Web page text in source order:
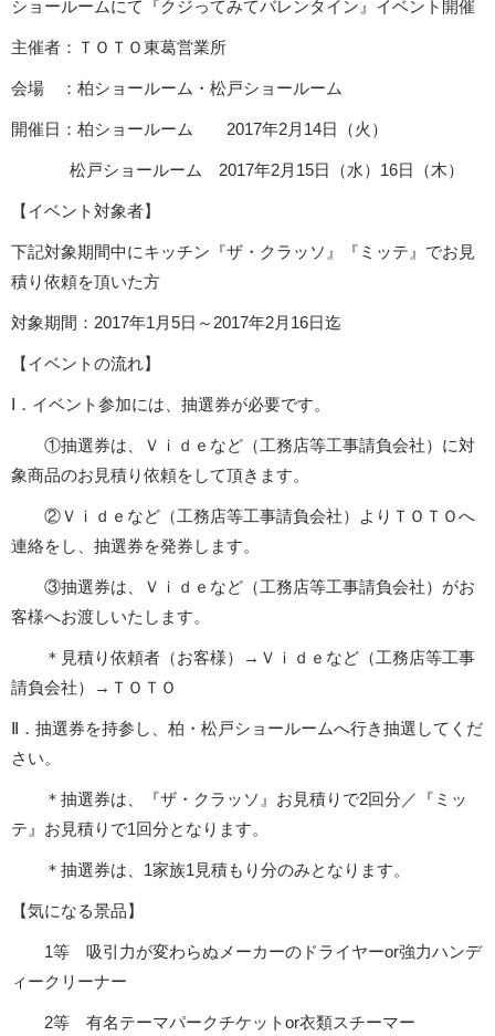
ショールームにて『クジってみてバレンタイン』イベント開催
主催者：ＴＯＴＯ東葛営業所
会場 ：柏ショールーム・松戸ショールーム
開催日：柏ショールーム 2017年2月14日（火）
松戸ショールーム 2017年2月15日（水）16日（木）
【イベント対象者】
下記対象期間中にキッチン『ザ・クラッソ』『ミッテ』でお見
積り依頼を頂いた方
対象期間：2017年1月5日～2017年2月16日迄
【イベントの流れ】
Ⅰ．イベント参加には、抽選券が必要です。
①抽選券は、
Ｖｉｄｅなど（工務店等工事請負会社）に対
象商品のお見積り依頼をして頂きます。
②Ｖｉｄｅなど（工務店等工事請負会社）よりＴＯＴＯへ
連絡をし、抽選券を発券します。
③抽選券は、
Ｖｉｄｅなど（工務店等工事請負会社）がお
客様へお渡しいたします。
＊見積り依頼者（お客様）→Ｖｉｄｅなど（工務店等工事
請負会社）→ＴＯＴＯ
Ⅱ． 抽選券を持参し、柏・松戸ショールームへ行き抽選してくだ
さい。
＊抽選券は、『ザ・クラッソ』お見積りで2回分／『ミッ
テ』お見積りで1回分となります。
＊抽選券は、1家族1見積もり分のみとなります。
【気になる景品】
1等 吸引力が変わらぬメーカーのドライヤーor強力ハンデ
ィークリーナー
2等 有名テーマパークチケットor衣類スチーマー